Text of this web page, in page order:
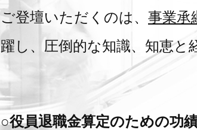
ご登壇いただくのは、 事業承
躍し、圧倒的な知識、知恵と
○役員退職金算定のための功